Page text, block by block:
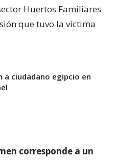
corresponde a un
de la pareja del
“calmar la
antecedentes
atacando a la